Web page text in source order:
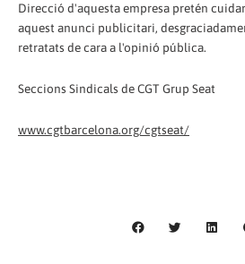
Direcció d'aquesta empresa pretén
aquest anunci publicitari,
retratats de cara a l'opinió pública.
Seccions Sindicals de CGT Grup Seat
www.cgtbarcelona.org/cgtseat/